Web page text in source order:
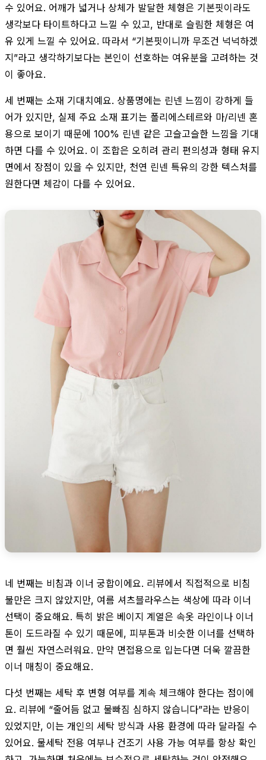
수 있어요. 어깨가 넓거나 상체가 발달한 체형은 기본핏이라도
생각보다 타이트하다고 느낄 수 있고, 반대로 슬림한 체형은 여
유 있게 느낄 수 있어요. 따라서 “기본핏이니까 무조건 넉넉하겠
지”라고 생각하기보다는 본인이 선호하는 여유분을 고려하는 것
이 좋아요.
세 번째는 소재 기대치예요. 상품명에는 린넨 느낌이 강하게 들
어가 있지만, 실제 주요 소재 표기는 폴리에스테르와 마/리넨 혼
용으로 보이기 때문에 100% 린넨 같은 고슬고슬한 느낌을 기대
하면 다를 수 있어요. 이 조합은 오히려 관리 편의성과 형태 유지
면에서 장점이 있을 수 있지만, 천연 린넨 특유의 강한 텍스처를
원한다면 체감이 다를 수 있어요.
네 번째는 비침과 이너 궁합이에요. 리뷰에서 직접적으로 비침
불만은 크지 않았지만, 여름 셔츠블라우스는 색상에 따라 이너
선택이 중요해요. 특히 밝은 베이지 계열은 속옷 라인이나 이너
톤이 도드라질 수 있기 때문에, 피부톤과 비슷한 이너를 선택하
면 훨씬 자연스러워요. 만약 면접용으로 입는다면 더욱 깔끔한
이너 매칭이 중요해요.
다섯 번째는 세탁 후 변형 여부를 계속 체크해야 한다는 점이에
요. 리뷰에 “줄어듬 없고 물빠짐 심하지 않습니다”라는 반응이
있었지만, 이는 개인의 세탁 방식과 사용 환경에 따라 달라질 수
있어요. 물세탁 전용 여부나 건조기 사용 가능 여부를 항상 확인